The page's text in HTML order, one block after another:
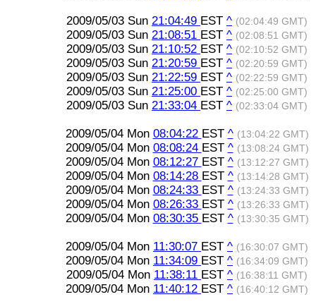
2009/05/03 Sun 21:04:49 EST ^ (02:04:49 GMT)
2009/05/03 Sun 21:08:51 EST ^ (02:08:51 GMT)
2009/05/03 Sun 21:10:52 EST ^ (02:10:52 GMT)
2009/05/03 Sun 21:20:59 EST ^ (02:20:59 GMT)
2009/05/03 Sun 21:22:59 EST ^ (02:22:59 GMT)
2009/05/03 Sun 21:25:00 EST ^ (02:25:00 GMT)
2009/05/03 Sun 21:33:04 EST ^ (02:33:04 GMT)
2009/05/04 Mon 08:04:22 EST ^ (13:04:22 GMT)
2009/05/04 Mon 08:08:24 EST ^ (13:08:24 GMT)
2009/05/04 Mon 08:12:27 EST ^ (13:12:27 GMT)
2009/05/04 Mon 08:14:28 EST ^ (13:14:28 GMT)
2009/05/04 Mon 08:24:33 EST ^ (13:24:33 GMT)
2009/05/04 Mon 08:26:33 EST ^ (13:26:33 GMT)
2009/05/04 Mon 08:30:35 EST ^ (13:30:35 GMT)
2009/05/04 Mon 11:30:07 EST ^ (16:30:07 GMT)
2009/05/04 Mon 11:34:09 EST ^ (16:34:09 GMT)
2009/05/04 Mon 11:38:11 EST ^ (16:38:11 GMT)
2009/05/04 Mon 11:40:12 EST ^ (16:40:12 GMT)